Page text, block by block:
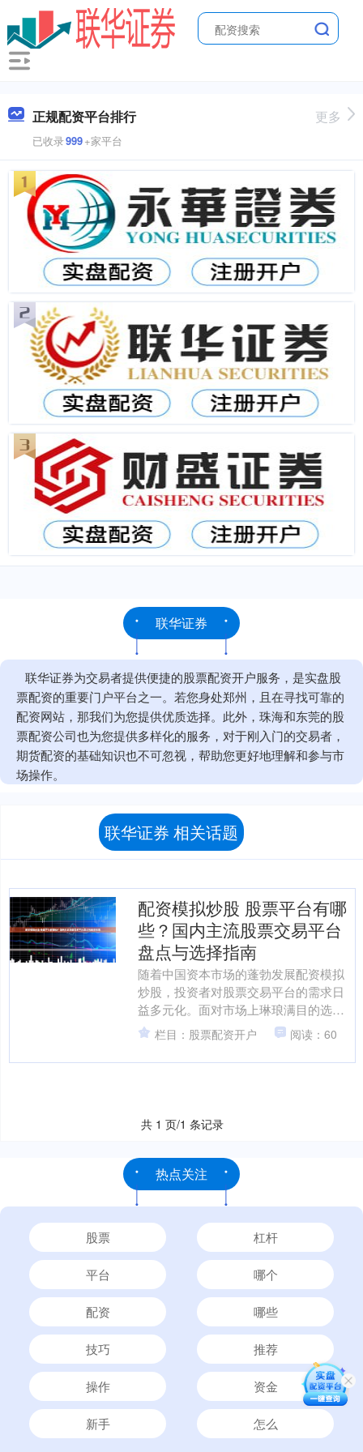
正规配资平台排行
已收录999+家平台
更多
联华证券
联华证券为交易者提供便捷的股票配资开户服务，是实盘股
票配资的重要门户平台之一。若您身处郑州，且在寻找可靠的
配资网站，那我们为您提供优质选择。此外，珠海和东莞的股
票配资公司也为您提供多样化的服务，对于刚入门的交易者，
期货配资的基础知识也不可忽视，帮助您更好地理解和参与市
场操作。
联华证券 相关话题
配资模拟炒股 股票平台有哪
些？国内主流股票交易平台
盘点与选择指南
随着中国资本市场的蓬勃发展配资模拟
炒股，投资者对股票交易平台的需求日
益多元化。面对市场上琳琅满目的选
择，如何挑选一个安全、高效、适合自
身需求的平台，成为每位投资....
栏目：股票配资开户 阅读：60
共 1 页/1 条记录
热点关注
股票 杠杆
平台 哪个
配资 哪些
技巧 推荐
操作 资金
新手 怎么